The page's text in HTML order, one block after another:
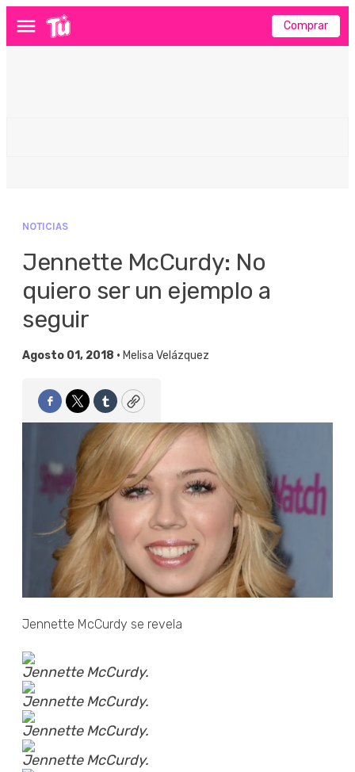
Menú Comprar
NOTICIAS
Jennette McCurdy: No
quiero ser un ejemplo a
seguir
Agosto 01, 2018 • Melisa Velázquez
Facebook
TwitterTumblrCopy
Jennette McCurdy se revela
Jennette McCurdy.
Jennette McCurdy.
Jennette McCurdy.
Jennette McCurdy.